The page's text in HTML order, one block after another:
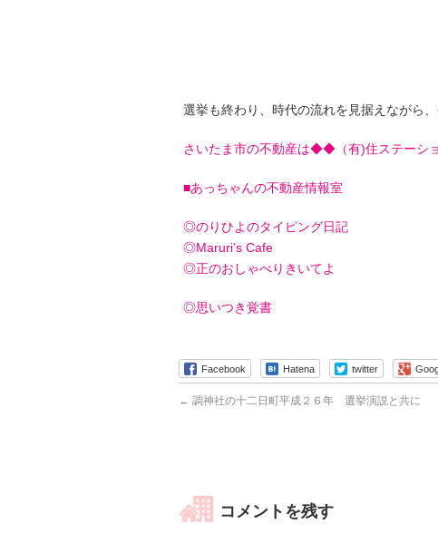
選挙も終わり、時代の流れを見据えながら
さいたま市の不動産は◆◆（有)住ステー
■あっちゃんの不動産情報室
◎のりひよのタイピング日記
◎Maruri’s Cafe
◎正のおしゃべりきいてよ
◎思いつき覚書
Facebook Hatena twitter
← 調神社の十二日町平成２６年 選挙演説と共に
コメントを残す